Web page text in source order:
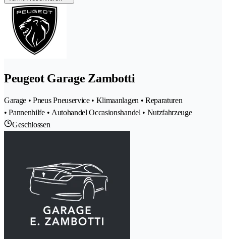
Peugeot Garage Zambotti
Garage • Pneus Pneuservice • Klimaanlagen • Reparaturen
• Pannenhilfe • Autohandel Occasionshandel • Nutzfahrzeuge
Geschlossen